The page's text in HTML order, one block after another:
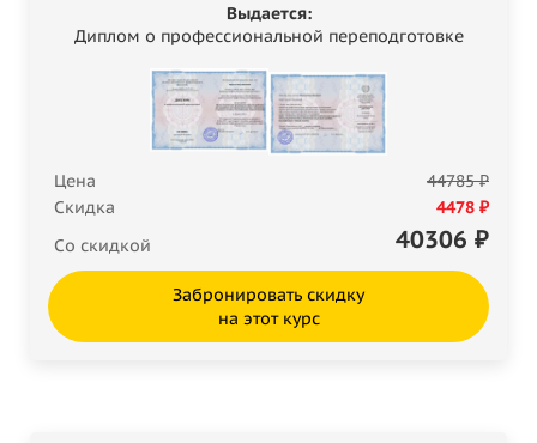
Выдается:
Диплом о профессиональной переподготовке
Цена
44785 ₽
Скидка
4478 ₽
Со скидкой
40306 ₽
Забронировать скидку
на этот курс